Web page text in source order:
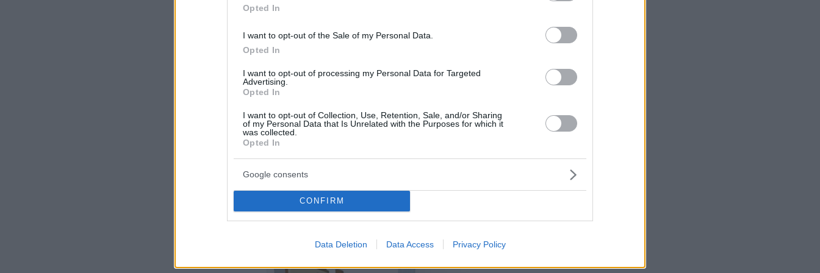
Opted In
I want to opt-out of the Sale of my Personal Data.
Opted In
I want to opt-out of processing my Personal Data for Targeted
Advertising.
Opted In
I want to opt-out of Collection, Use, Retention, Sale, and/or Sharing
of my Personal Data that Is Unrelated with the Purposes for which it
was collected.
Opted In
Google consents
CONFIRM
Data Deletion Data Access Privacy Policy